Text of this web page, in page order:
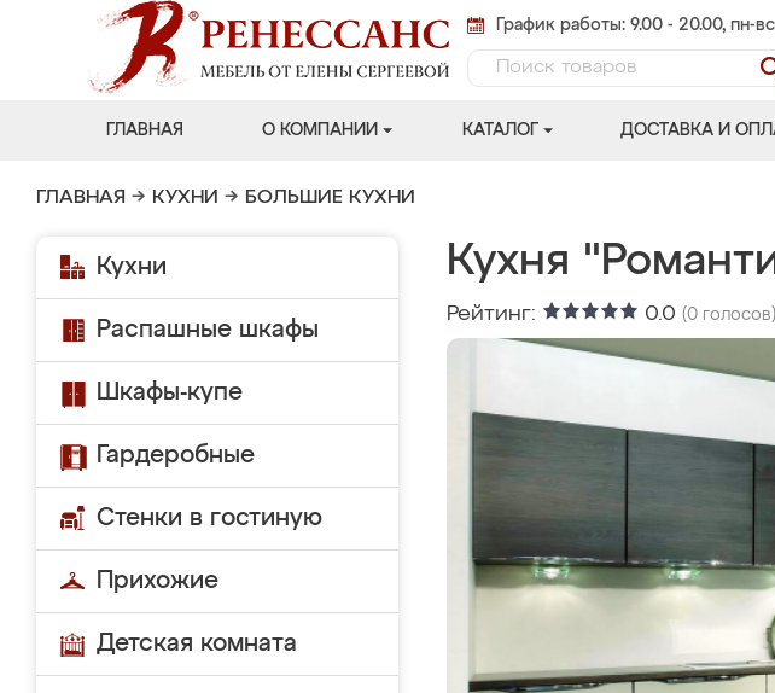
График работы: 9.00 - 20.00, пн-вс
ГЛАВНАЯ О КОМПАНИИ КАТАЛОГ ДОСТАВКА И
ГЛАВНАЯ → КУХНИ → БОЛЬШИЕ КУХНИ
Кухни
Распашные шкафы
Шкафы-купе
Гардеробные
Стенки в гостиную
Прихожие
Детская комната
Кухня
Рейтинг: 0.0 (0 голосов)